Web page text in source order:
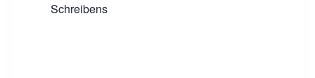
Schreibens